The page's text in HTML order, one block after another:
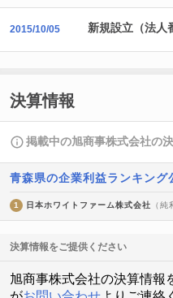
2015/10/05 新規設立（法人
決算情報
掲載中の旭商事株式会社の
青森県の企業利益ランキング
1 日本ホワイトファーム株式会社 （
決算情報をご提供ください
旭商事株式会社の決算情報